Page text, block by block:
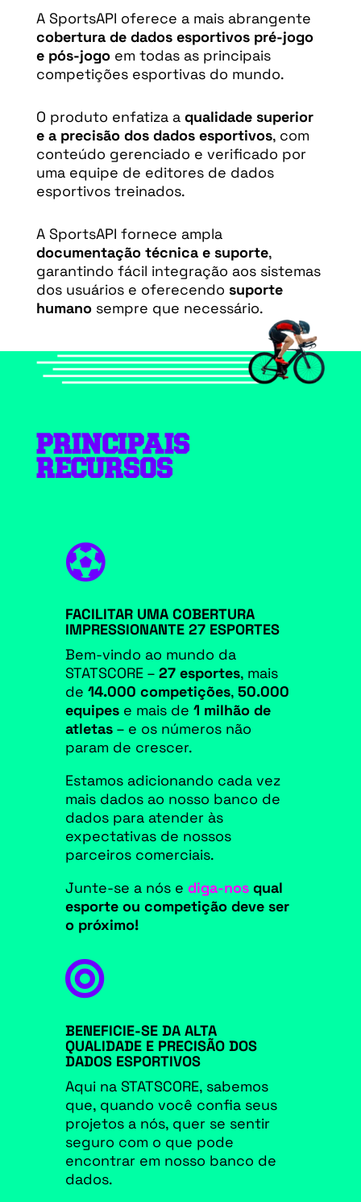
A SportsAPI oferece a mais abrangente
cobertura de dados esportivos pré-jogo
e pós-jogoem todas as principais
competições esportivas do mundo.
O produto enfatiza aqualidade superior
e a precisão dos dados esportivos, com
conteúdo gerenciado e verificado por
uma equipe de editores de dados
esportivos treinados.
A SportsAPI fornece ampla
documentação técnica e suporte,
garantindo fácil integração aos sistemas
dos usuários e oferecendo suporte
humanosempre que necessário.
PRINCIPAIS
RECURSOS

FACILITAR UMA COBERTURA
IMPRESSIONANTE 27 ESPORTES
Bem-vindo ao mundo da
STATSCORE – 27esportes, mais
de 14.000 competições, 50.000
equipese mais de 1 milhão de
atletas– e os números não
param de crescer.
Estamos adicionando cada vez
mais dados ao nosso banco de
dados para atender às
expectativas de nossos
parceiros comerciais.
Junte-se a nós e diga-nos qual
esporte ou competição deve ser
o próximo!

BENEFICIE-SE DA ALTA
QUALIDADE E PRECISÃO DOS
DADOS ESPORTIVOS
Aqui na STATSCORE, sabemos
que, quando você confia seus
projetos a nós, quer se sentir
seguro com o que pode
encontrar em nosso banco de
dados.